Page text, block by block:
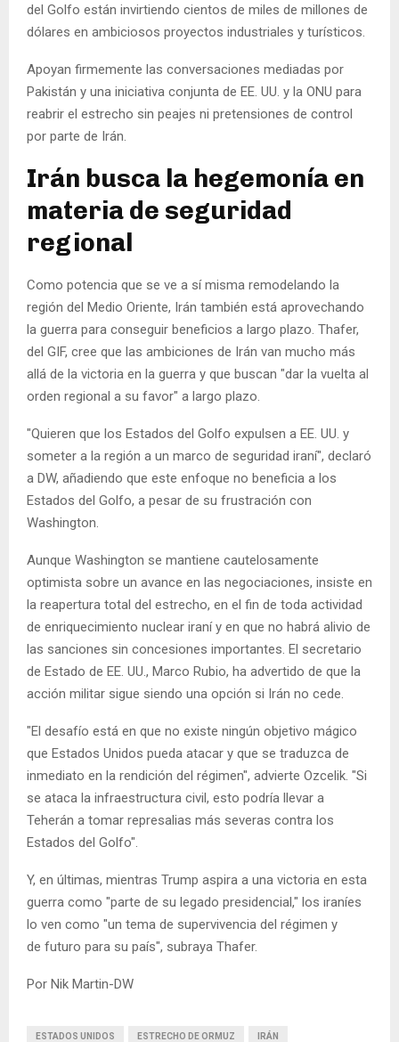
del Golfo están invirtiendo cientos de miles de millones de
dólares en ambiciosos proyectos industriales y turísticos.
Apoyan firmemente las conversaciones mediadas por
Pakistán y una iniciativa conjunta de EE. UU. y la ONU para
reabrir el estrecho sin peajes ni pretensiones de control
por parte de Irán.
Irán busca la hegemonía en
materia de seguridad
regional
Como potencia que se ve a sí misma remodelando la
región del Medio Oriente, Irán también está aprovechando
la guerra para conseguir beneficios a largo plazo. Thafer,
del GIF, cree que las ambiciones de Irán van mucho más
allá de la victoria en la guerra y que buscan "dar la vuelta al
orden regional a su favor" a largo plazo.
"Quieren que los Estados del Golfo expulsen a EE. UU. y
someter a la región a un marco de seguridad iraní", declaró
a DW, añadiendo que este enfoque no beneficia a los
Estados del Golfo, a pesar de su frustración con
Washington.
Aunque Washington se mantiene cautelosamente
optimista sobre un avance en las negociaciones, insiste en
la reapertura total del estrecho, en el fin de toda actividad
de enriquecimiento nuclear iraní y en que no habrá alivio de
las sanciones sin concesiones importantes. El secretario
de Estado de EE. UU., Marco Rubio, ha advertido de que la
acción militar sigue siendo una opción si Irán no cede.
"El desafío está en que no existe ningún objetivo mágico
que Estados Unidos pueda atacar y que se traduzca de
inmediato en la rendición del régimen", advierte Ozcelik. "Si
se ataca la infraestructura civil, esto podría llevar a
Teherán a tomar represalias más severas contra los
Estados del Golfo".
Y, en últimas, mientras Trump aspira a una victoria en esta
guerra como "parte de su legado presidencial," los iraníes
lo ven como "un tema de supervivencia del régimen y
de futuro para su país", subraya Thafer.
Por Nik Martin-DW
ESTADOS UNIDOS ESTRECHO DE ORMUZ IRÁN